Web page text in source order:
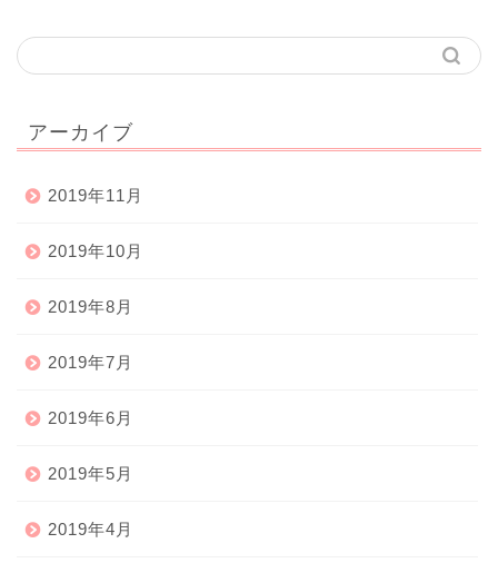
アーカイブ
2019年11月
2019年10月
2019年8月
2019年7月
2019年6月
2019年5月
2019年4月